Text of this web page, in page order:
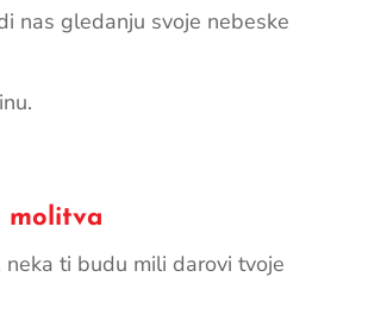
nas gledanju svoje nebeske
molitva
neka ti budu mili darovi tvoje